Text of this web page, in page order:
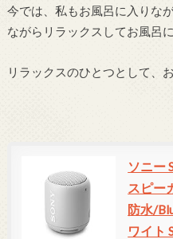
今では、私もお風呂に入りな
ながらリラックスしてお風呂
リラックスのひとつとして、
ソニー
スピー
防水/
ワイト